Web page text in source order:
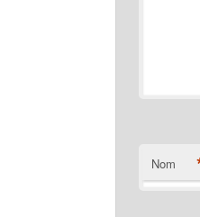
Nom